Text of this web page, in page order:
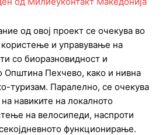
од овој проект се очекува во
и управување на
со биоразновидност и
Општина Пехчево, како и нивна
туризам. Паралелно, се очекува
навиките на локалното
на велосипеди, наспроти
функционирање.